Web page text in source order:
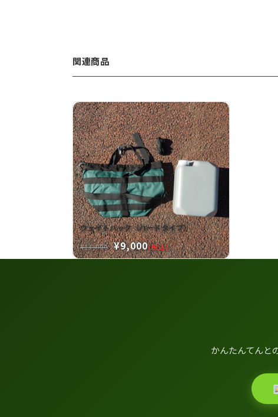
関連商品
ウェイトバック（ハードタイプ）
¥13,000 ¥9,000(税込)
かんたんてんと